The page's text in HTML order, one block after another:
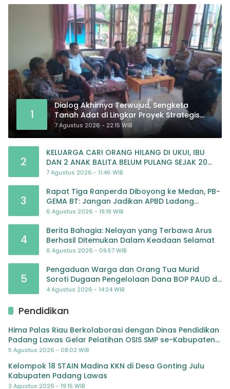
1
Dialog Akhirnya Terwujud, Sengketa
Tanah Adat di Lingkar Proyek Strategis
Nasional Memasuki Babak Baru
7 Agustus 2026 - 22:15 WIB
2
KELUARGA CARI ORANG HILANG DI UKUI, IBU
DAN 2 ANAK BALITA BELUM PULANG SEJAK 20
JULI 2026
7 Agustus 2026 - 11:46 WIB
3
Rapat Tiga Ranperda Diboyong ke Medan, PB-
GEMA BT: Jangan Jadikan APBD Ladang
Pembiayaan yang Tak Perlu
6 Agustus 2026 - 19:18 WIB
4
Berita Bahagia: Nelayan yang Terbawa Arus
Berhasil Ditemukan Dalam Keadaan Selamat
6 Agustus 2026 - 09:57 WIB
5
Pengaduan Warga dan Orang Tua Murid
Soroti Dugaan Pengelolaan Dana BOP PAUD di
TK Al-Ikhlas Tapanuli Selatan
4 Agustus 2026 - 14:24 WIB
Pendidikan
Hima Palas Riau Berkolaborasi dengan Dinas Pendidikan
Padang Lawas Gelar Pelatihan OSIS SMP se-Kabupaten
Padang Lawas
5 Agustus 2026 - 08:02 WIB
Kelompok 18 STAIN Madina KKN di Desa Gonting Julu
Kabupaten Padang Lawas
3 Agustus 2026 - 19:15 WIB